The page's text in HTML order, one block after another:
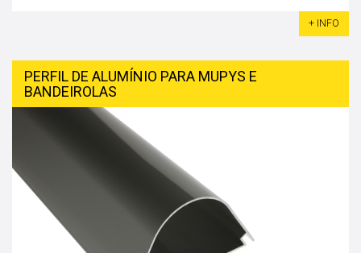
+ INFO
PERFIL DE ALUMÍNIO PARA MUPYS E
BANDEIROLAS